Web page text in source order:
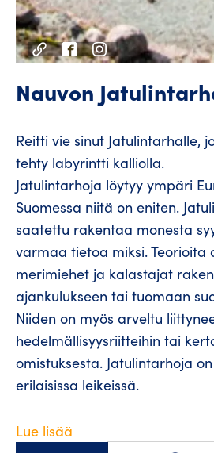
Nauvon
Reitti vie sinut Jatulintarhalle,
tehty labyrintti kalliolla.
Jatulintarhoja löytyy ympäri
Suomessa niitä on eniten.
saatettu rakentaa monesta
varmaa tietoa miksi. Teorioita
merimiehet ja kalastajat
ajankulukseen tai tuomaan
Niiden on myös arveltu
hedelmällisyysriitteihin tai
omistuksesta. Jatulintarhoja
erilaisissa leikeissä.
Lue lisää